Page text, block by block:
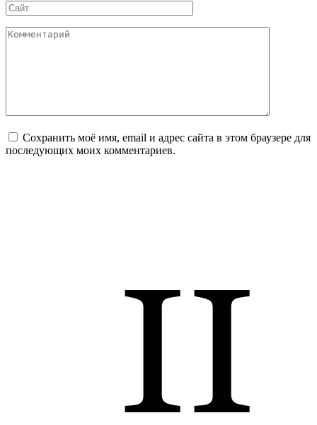
Сайт
Комментарий
Сохранить моё имя, email и адрес сайта в этом браузере для
последующих моих комментариев.